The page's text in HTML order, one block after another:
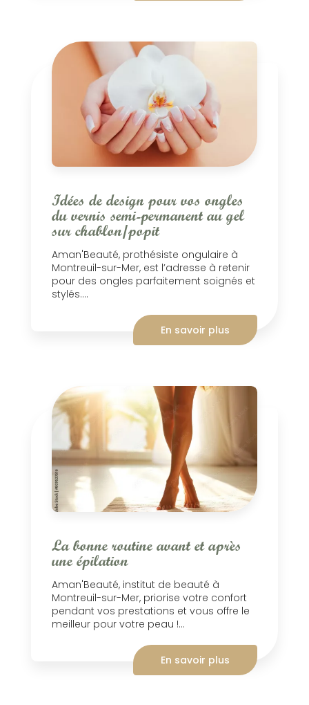
Idées de design pour vos ongles
du vernis semi-permanent au gel
sur chablon/popit
Aman'Beauté, prothésiste ongulaire à
Montreuil-sur-Mer, est l’adresse à retenir
pour des ongles parfaitement soignés et
stylés....
En savoir plus
La bonne routine avant et après
une épilation
Aman'Beauté, institut de beauté à
Montreuil-sur-Mer, priorise votre confort
pendant vos prestations et vous offre le
meilleur pour votre peau !...
En savoir plus